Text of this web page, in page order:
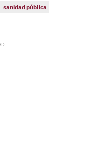
sanidad pública